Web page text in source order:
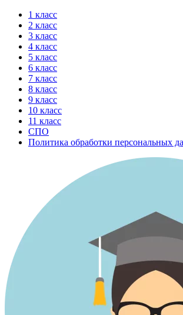
Перейти
содержимому
1 класс
2 класс
3 класс
4 класс
5 класс
6 класс
7 класс
8 класс
9 класс
10 класс
11 класс
СПО
Политика обработки персональных